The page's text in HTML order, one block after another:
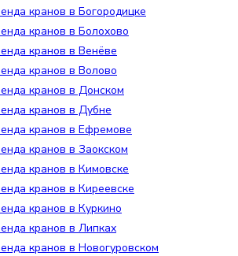
кранов в Богородицке
кранов в Болохово
кранов в Венёве
кранов в Волово
кранов в Донском
кранов в Дубне
кранов в Ефремове
кранов в Заокском
кранов в Кимовске
кранов в Киреевске
кранов в Куркино
кранов в Липках
кранов в Новогуровском